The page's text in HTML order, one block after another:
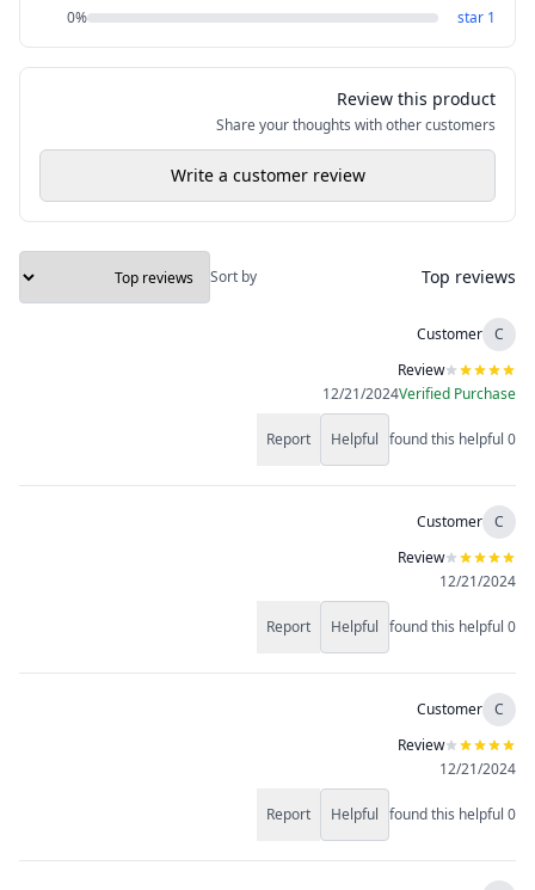
1
star
0%
Review this product
Share your thoughts with other customers
Write a customer review
Top reviews
Sort by
C
Customer
Review
Verified Purchase
12/21/2024
0
found this helpful
Helpful
Report
C
Customer
Review
12/21/2024
0
found this helpful
Helpful
Report
C
Customer
Review
12/21/2024
0
found this helpful
Helpful
Report